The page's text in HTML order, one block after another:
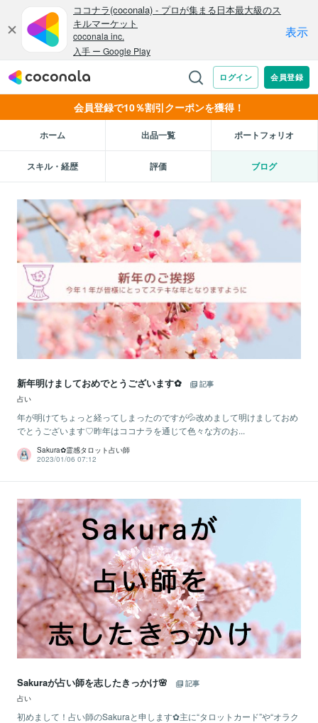
会員登録で10％割引クーポンを獲得！
ホーム 出品一覧 ポートフォリオ
スキル・経歴 評価 ブログ
新年明けましておめでとうございます✿
記事
占い
年が明けてちょっと経ってしまったのですが💦改めまして明けましておめ
でとうございます♡昨年はココナラを通じて色々な方のお...
Sakura✿霊感タロット占い師
2023/01/06 07:12
Sakuraが占い師を志したきっかけ🌸
記事
占い
初めまして！占い師のSakuraと申します✿主に“タロットカード”や“オラク